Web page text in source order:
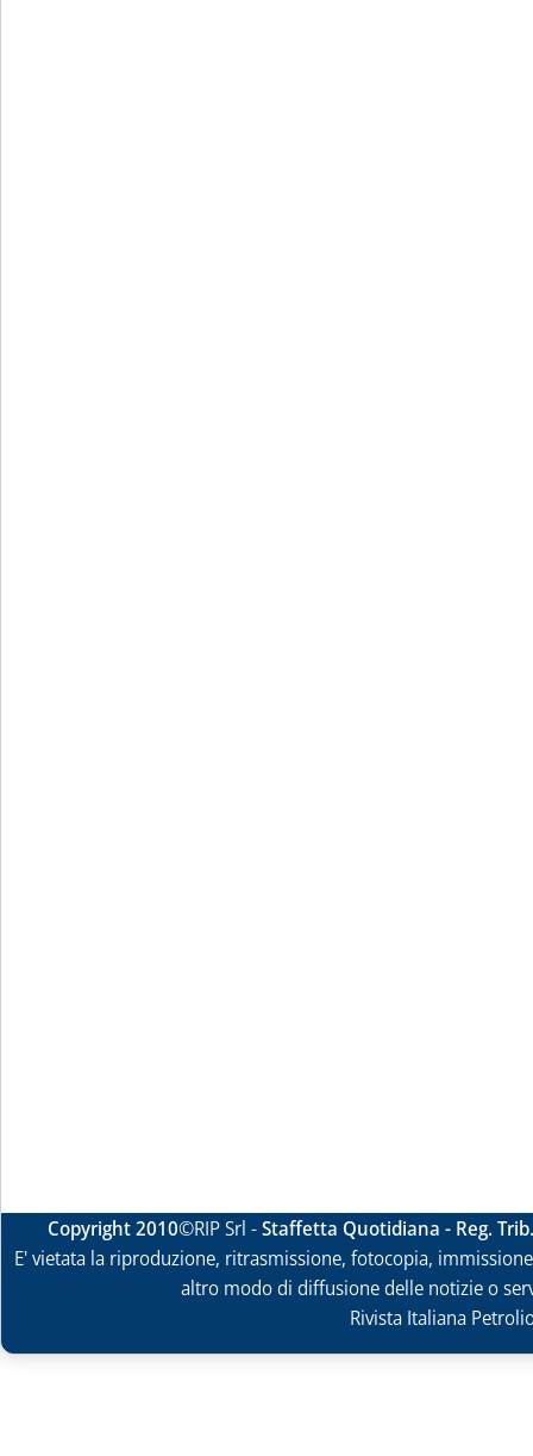
Copyright 2010©RIP Srl -Staffetta Quotidiana - Reg.
E' vietata la riproduzione, ritrasmissione, fotocopia,
altro modo di diffusione delle notizie o
Rivista Italiana